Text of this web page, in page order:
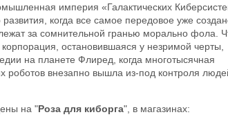
империя «Галактических
развития, когда все самое передовое уже
за сомнительной гранью морально фола.
остановившаяся у незримой черты,
на планете Флиред, когда многотысячная
роботов внезапно вышла из-под контроля
на "Роза для киборга", в магазинах: